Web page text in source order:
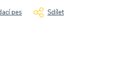
pes Sdílet